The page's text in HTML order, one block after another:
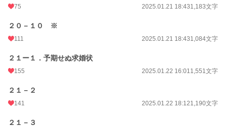
75 2025.01.21 18:431,183文字
２０－１０ ※
111 2025.01.21 18:431,084文字
２１ー１．予期せぬ求婚状
155 2025.01.22 16:011,551文字
２１－２
141 2025.01.22 18:121,190文字
２１－３